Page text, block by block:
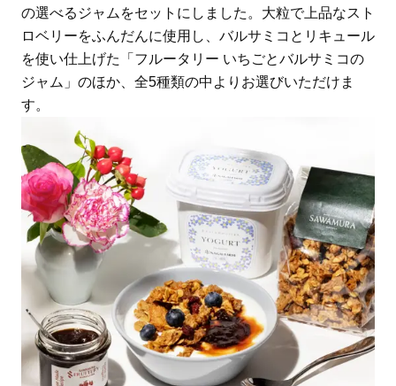
の選べるジャムをセットにしました。大粒で上品なスト
ロベリーをふんだんに使用し、バルサミコとリキュール
を使い仕上げた「フルータリー いちごとバルサミコの
ジャム」のほか、全5種類の中よりお選びいただけま
す。